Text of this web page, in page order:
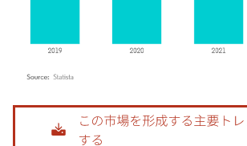
画像 © Mordor Intelligence。再利用にはCC BY 4.0の